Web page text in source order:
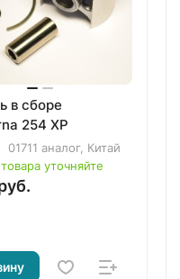
в сборе
254 XP
01711 аналог, Китай
уточняйте